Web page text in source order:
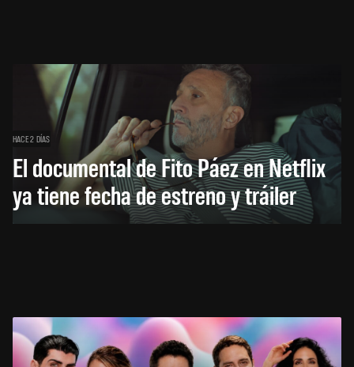
HACE 2 DÍAS
El documental de Fito Páez en Netflix
ya tiene fecha de estreno y tráiler